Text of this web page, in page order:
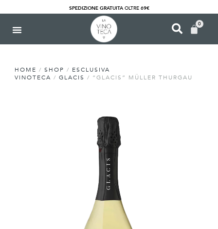
SPEDIZIONE GRATUITAOLTRE 69€
0
HOME / SHOP / ESCLUSIVA
VINOTECA / GLACIS / “GLACIS” MÜLLER THURGAU